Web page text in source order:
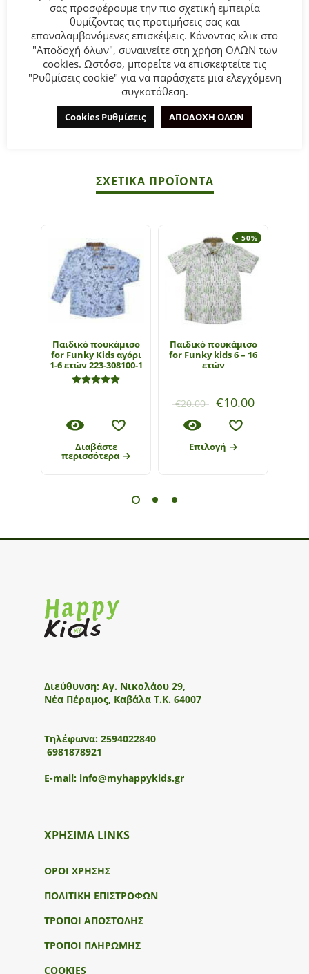
Παιδικό πουκάμισο for Funky Kids για αγόρι από 6 έως 16
ετών σε σιελ χρώμα με allover τύπωμα.
Σύνθεση:100% COTTON.
ΣΥΜΒΟΥΛΕΣ
Πλένεται στο πλυντήριο στους 30°C.
ΣΧΕΤΙΚΆ ΠΡΟΪΌΝΤΑ
Παιδικό πουκάμισο
for Funky Kids αγόρι
1-6 ετών 223-308100-1
Διαβάστε
περισσότερα
- 50%
Παιδικό πουκάμισο
for Funky kids 6 – 16
ετών
€20.00 €10.00
Επιλογή
Διεύθυνση: Αγ. Νικολάου 29,
Νέα Πέραμος, Καβάλα Τ.Κ. 64007
Τηλέφωνα: 2594022840
6981878921
E-mail: info@myhappykids.gr
ΧΡΗΣΙΜΑ LINKS
ΟΡΟΙ ΧΡΗΣΗΣ
ΠΟΛΙΤΙΚΗ ΕΠΙΣΤΡΟΦΩΝ
ΤΡΟΠΟΙ ΑΠΟΣΤΟΛΗΣ
ΤΡΟΠΟΙ ΠΛΗΡΩΜΗΣ
COOKIES
σας προσφέρουμε την πιο σχετική εμπειρία
θυμίζοντας τις προτιμήσεις σας και
επαναλαμβανόμενες επισκέψεις. Κάνοντας κλικ στο
"Αποδοχή όλων", συναινείτε στη χρήση ΟΛΩΝ των
cookies. Ωστόσο, μπορείτε να επισκεφτείτε τις
"Ρυθμίσεις cookie" για να παράσχετε μια ελεγχόμενη
συγκατάθεση.
Cookies Ρυθμίσεις ΑΠΟΔΟΧΗ ΟΛΩΝ